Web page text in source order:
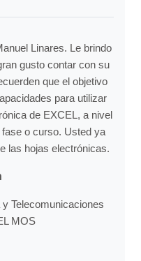
Linares. Le brindo
gusto contar con su
que el objetivo
para utilizar
de EXCEL, a nivel
o curso. Usted ya
las hojas electrónicas.
Telecomunicaciones
MOS